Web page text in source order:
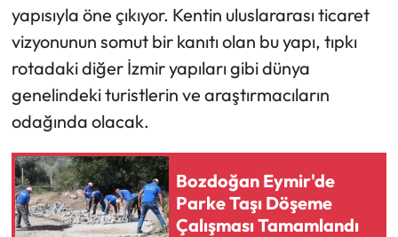
yapısıyla öne çıkıyor. Kentin uluslararası ticaret
vizyonunun somut bir kanıtı olan bu yapı, tıpkı
rotadaki diğer İzmir yapıları gibi dünya
genelindeki turistlerin ve araştırmacıların
odağında olacak.
Bozdoğan Eymir'de
Parke Taşı Döşeme
Çalışması Tamamlandı